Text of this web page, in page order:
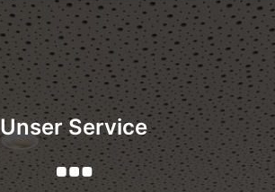
Unser Service